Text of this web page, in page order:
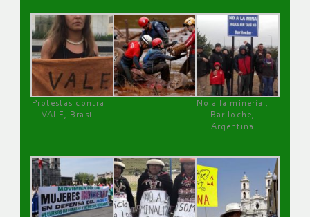
Protestas contra
VALE, Brasil
No a la minería ,
Bariloche,
Argentina